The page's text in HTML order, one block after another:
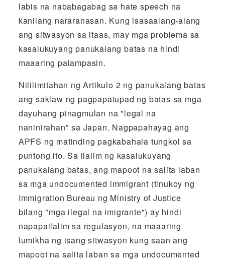
labis na nababagabag sa hate speech na
kanilang nararanasan. Kung isasaalang-alang
ang sitwasyon sa itaas, may mga problema sa
kasalukuyang panukalang batas na hindi
maaaring palampasin.
Nililimitahan ng Artikulo 2 ng panukalang batas
ang saklaw ng pagpapatupad ng batas sa mga
dayuhang pinagmulan na "legal na
naninirahan" sa Japan. Nagpapahayag ang
APFS ng matinding pagkabahala tungkol sa
puntong ito. Sa ilalim ng kasalukuyang
panukalang batas, ang mapoot na salita laban
sa mga undocumented immigrant (tinukoy ng
Immigration Bureau ng Ministry of Justice
bilang "mga ilegal na imigrante") ay hindi
napapailalim sa regulasyon, na maaaring
lumikha ng isang sitwasyon kung saan ang
mapoot na salita laban sa mga undocumented